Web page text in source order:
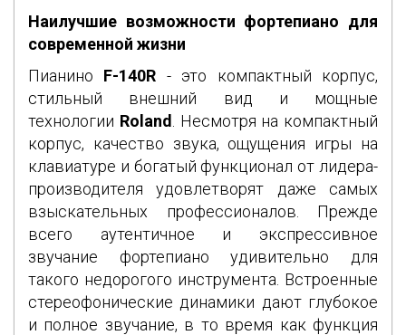
Наилучшие возможности фортепиано для
современной жизни
Пианино F-140R - это компактный корпус,
стильный внешний вид и мощные
технологии Roland . Несмотря на компактный
корпус, качество звука, ощущения игры на
клавиатуре и богатый функционал от лидера-
производителя удовлетворят даже самых
взыскательных профессионалов. Прежде
всего аутентичное и экспрессивное
звучание фортепиано удивительно для
такого недорогого инструмента. Встроенные
стереофонические динамики дают глубокое
и полное звучание, в то время как функция